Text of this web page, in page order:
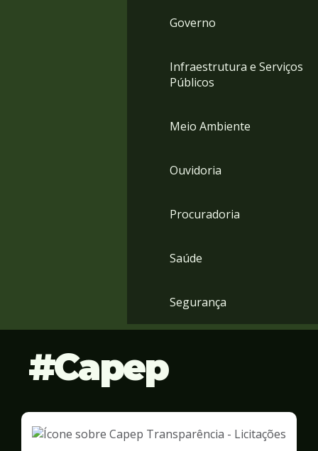
Governo
Infraestrutura e Serviços
Públicos
Meio Ambiente
Ouvidoria
Procuradoria
Saúde
Segurança
Capep